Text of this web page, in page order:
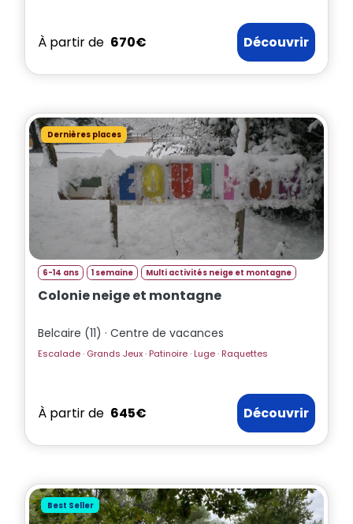
À partir de 670€ Découvrir
Dernières places
6-14 ans 1 semaine Multi activités neige et montagne
Colonie neige et montagne
Belcaire (11) · Centre de vacances
Escalade · Grands Jeux · Patinoire · Luge · Raquettes
À partir de 645€ Découvrir
Best Seller